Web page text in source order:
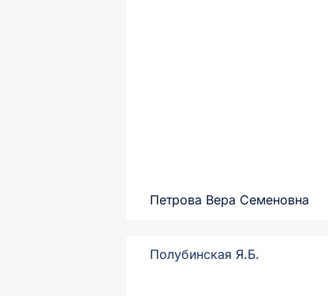
Петрова Вера Семеновна
Полубинская Я.Б.